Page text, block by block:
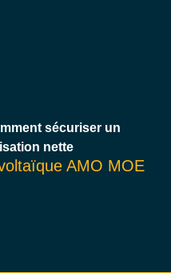
sécuriser un
nette
AMO MOE